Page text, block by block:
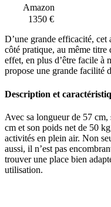
Amazon
1350 €
D’une grande efficacité, cet
côté pratique, au même titre
effet, en plus d’être facile à
propose une grande facilité
Description et
Avec sa longueur de 57 cm,
cm et son poids net de 50
activités en plein air. Non
aussi, il n’est pas
trouver une place bien
utilisation.